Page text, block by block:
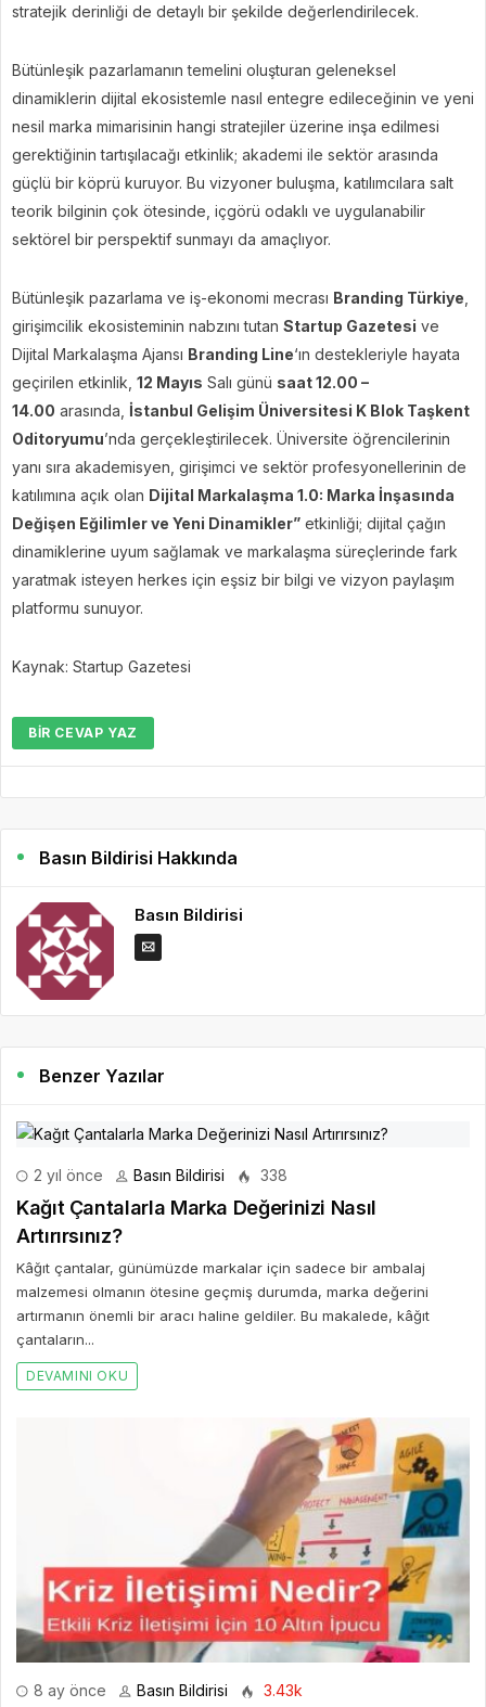
stratejik derinliği de detaylı bir şekilde değerlendirilecek.
Bütünleşik pazarlamanın temelini oluşturan geleneksel
dinamiklerin dijital ekosistemle nasıl entegre edileceğinin ve yeni
nesil marka mimarisinin hangi stratejiler üzerine inşa edilmesi
gerektiğinin tartışılacağı etkinlik; akademi ile sektör arasında
güçlü bir köprü kuruyor. Bu vizyoner buluşma, katılımcılara salt
teorik bilginin çok ötesinde, içgörü odaklı ve uygulanabilir
sektörel bir perspektif sunmayı da amaçlıyor.
Bütünleşik pazarlama ve iş-ekonomi mecrası Branding Türkiye
girişimcilik ekosisteminin nabzını tutan Startup Gazetesi ve
Dijital Markalaşma Ajansı Branding Line‘ın destekleriyle hayata
geçirilen etkinlik, 12 Mayıs Salı günü saat 12.00 –
14.00 arasında, İstanbul Gelişim Üniversitesi K Blok Taşkent
Oditoryumu’nda gerçekleştirilecek. Üniversite öğrencilerinin
yanı sıra akademisyen, girişimci ve sektör profesyonellerinin de
katılımına açık olan Dijital Markalaşma 1.0: Marka İnşasında
Değişen Eğilimler ve Yeni Dinamikler” etkinliği; dijital çağın
dinamiklerine uyum sağlamak ve markalaşma süreçlerinde fark
yaratmak isteyen herkes için eşsiz bir bilgi ve vizyon paylaşım
platformu sunuyor.
Kaynak: Startup Gazetesi
BIR CEVAP YAZ
Basın Bildirisi Hakkında
Basın Bildirisi
Benzer Yazılar
2 yıl önce Basın Bildirisi 338
Kağıt Çantalarla Marka Değerinizi Nasıl
Artırırsınız?
Kâğıt çantalar, günümüzde markalar için sadece bir ambalaj
malzemesi olmanın ötesine geçmiş durumda, marka değerini
artırmanın önemli bir aracı haline geldiler. Bu makalede, kâğıt
çantaların...
DEVAMINI OKU
8 ay önce Basın Bildirisi 3.43k